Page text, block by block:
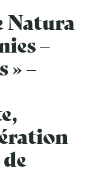
Natura
–
» –